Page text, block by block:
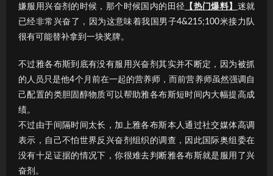
嫌服用兴奋剂的时候，那个时候国内的田径 【热门爆料】 迷就
已经非常兴奋了，因为这意味着我国男子4&215;100米接力队
很有可能替补拿到一块奖牌。
不过雅各布斯到底有没有服用兴奋剂其实并不断定，因为被抓
的人员只是他4个月前在一起的营养师，而前营养师虽然强调自
己配置的类胆固醇物质可以帮助雅各布斯短时间内大幅提高成
绩。
不过由于间隔时间太长，加上雅各布斯本人通过社交媒体高调
表示，自己不怕世界反兴奋剂组织的调查，因此国际奥组委在
没有十足证据的情况下，你很难去判断雅各布斯就是服用了兴
奋剂。